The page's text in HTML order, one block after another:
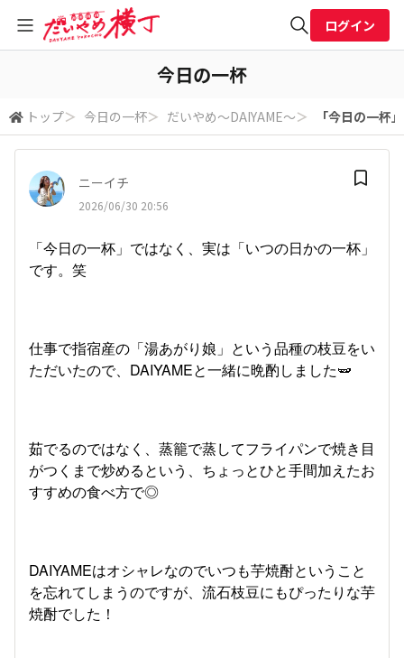
検索
ログイン
今日の一杯
トップ＞ 今日の一杯＞ だいやめ～DAIYAME～＞ 「今日の一杯
ニーイチ
2026/06/30 20:56
「今日の一杯」ではなく、実は「いつの日かの一杯」
です。笑
仕事で指宿産の「湯あがり娘」という品種の枝豆をい
ただいたので、DAIYAMEと一緒に晩酌しました🫛
茹でるのではなく、蒸籠で蒸してフライパンで焼き目
がつくまで炒めるという、ちょっとひと手間加えたお
すすめの食べ方で◎
DAIYAMEはオシャレなのでいつも芋焼酎ということ
を忘れてしまうのですが、流石枝豆にもぴったりな芋
焼酎でした！